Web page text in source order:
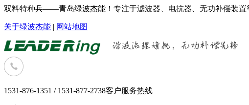
双料特种兵——青岛绿波杰能！专注于滤波器、电抗器、无功补偿装置
关于绿波杰能 | 网站地图
1531-876-1351 / 1531-877-2738客户服务热线